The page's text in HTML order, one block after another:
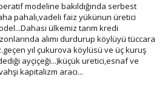
modeline bakıldığında serbest
pahalı,vadeli faiz yükünun üretici
ülkemiz tarım kredi
alımı durdurup köylüyü tüccara
yıl çukurova köylüsü ve üç kuruş
ayçiçeği...)küçük uretici,esnaf ve
kapitalizm aracı...